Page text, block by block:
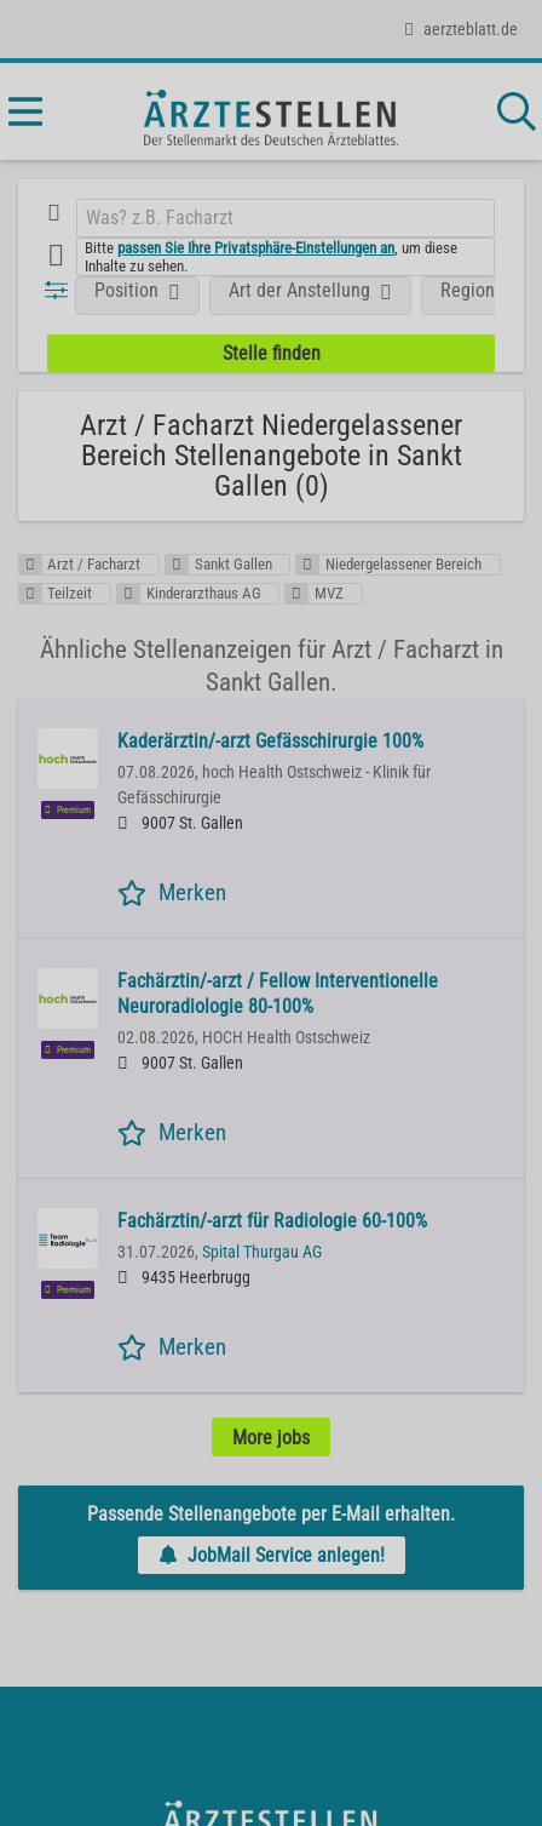
aerzteblatt.de
Bittepassen Sie Ihre Privatsphäre-Einstellungen an , um diese
Inhalte zu sehen.
Position Art der Anstellung Region
Arzt / Facharzt Niedergelassener
Bereich Stellenangebote in Sankt
Gallen (0)
Arzt / Facharzt Sankt Gallen
Niedergelassener Bereich
Teilzeit
Kinderarzthaus AG MVZ
Ähnliche Stellenanzeigen für Arzt / Facharzt in
Sankt Gallen.
Premium
Kaderärztin/-arzt Gefässchirurgie 100%
07.08.2026, hoch Health Ostschweiz - Klinik für
Gefässchirurgie
9007 St. Gallen
Merken
Premium
Fachärztin/-arzt / Fellow Interventionelle
Neuroradiologie 80-100%
02.08.2026, HOCH Health Ostschweiz
9007 St. Gallen
Merken
Premium
Fachärztin/-arzt für Radiologie 60-100%
31.07.2026, Spital Thurgau AG
9435 Heerbrugg
Merken
More jobs
Passende Stellenangebote per E-Mail erhalten.
JobMail Service anlegen!